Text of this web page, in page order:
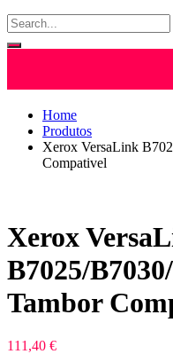
Home
Produtos
Xerox VersaLink
Compativel
Xerox
B7025/
Tambor
111,40 €